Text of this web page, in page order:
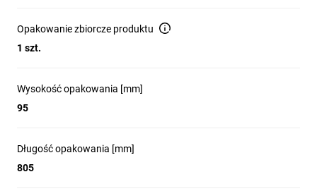
Opakowanie zbiorcze produktu
1 szt.
Wysokość opakowania [mm]
95
Długość opakowania [mm]
805